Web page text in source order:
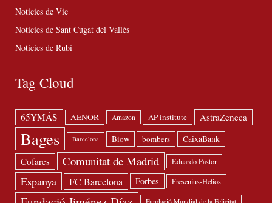
Notícies de Vic
Notícies de Sant Cugat del Vallès
Notícies de Rubí
Tag Cloud
65YMÁS AENOR Amazon AP institute AstraZeneca
Bages Barcelona Biow bombers CaixaBank
Cofares Comunitat de Madrid Eduardo Pastor
Espanya FC Barcelona Forbes Fresenius-Helios